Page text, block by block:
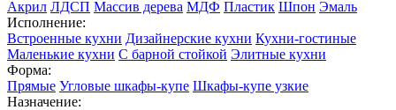
Акрил ЛДСП Массив дерева МДФ Пластик Шпон Эмаль
Исполнение:
Встроенные кухни Дизайнерские кухни Кухни-гостиные
Маленькие кухни С барной стойкой Элитные кухни
Форма:
Прямые Угловые шкафы-купе Шкафы-купе узкие
Назначение: